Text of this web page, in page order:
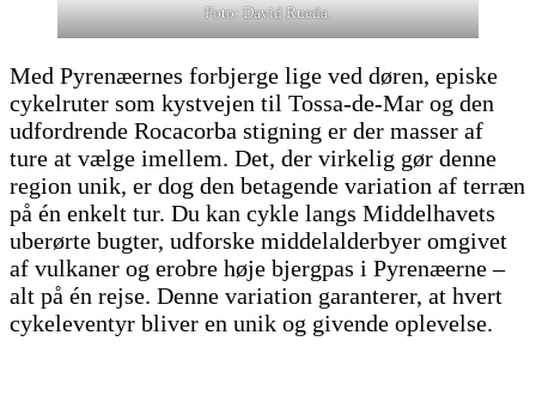
Foto: David Rueda.
Med Pyrenæernes forbjerge lige ved døren, episke
cykelruter som kystvejen til Tossa-de-Mar og den
udfordrende Rocacorba stigning er der masser af
ture at vælge imellem. Det, der virkelig gør denne
region unik, er dog den betagende variation af terræn
på én enkelt tur. Du kan cykle langs Middelhavets
uberørte bugter, udforske middelalderbyer omgivet
af vulkaner og erobre høje bjergpas i Pyrenæerne –
alt på én rejse. Denne variation garanterer, at hvert
cykeleventyr bliver en unik og givende oplevelse.